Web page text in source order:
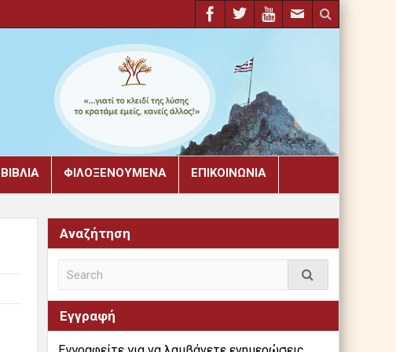
ΒΙΒΛΙΑ ΦΙΛΟΞΕΝΟΎΜΕΝΑ ΕΠΙΚΟΙΝΩΝΊΑ
Αναζήτηση
Εγγραφή